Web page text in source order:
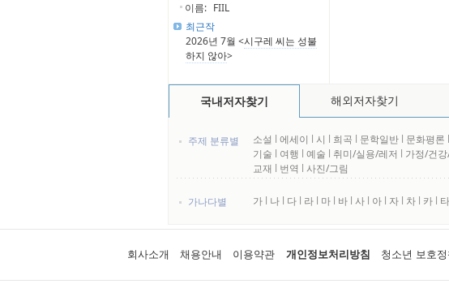
이름: FIIL
최근작
2026년 7월 <시구레 씨는 성불
하지 않아>
국내저자찾기 해외저자찾기
주제 분류별 소설 l 에세이 l 시 l 희곡 l 문학일반 l 문화평론 l
기술 l 여행 l 예술 l 취미/실용/레저 l 가정/건
교재 l 번역 l 사진/그림
가나다별 가 l 나 l 다 l 라 l 마 l 바 l 사 l 아 l 자 l 차 l 카 l 타
회사소개 채용안내 이용약관 개인정보처리방침 청소년 보호정